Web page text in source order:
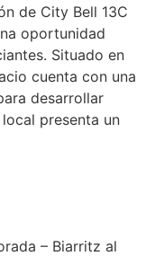
de City Bell 13C
oportunidad
Situado en
cuenta con una
desarrollar
presenta un
– Biarritz al